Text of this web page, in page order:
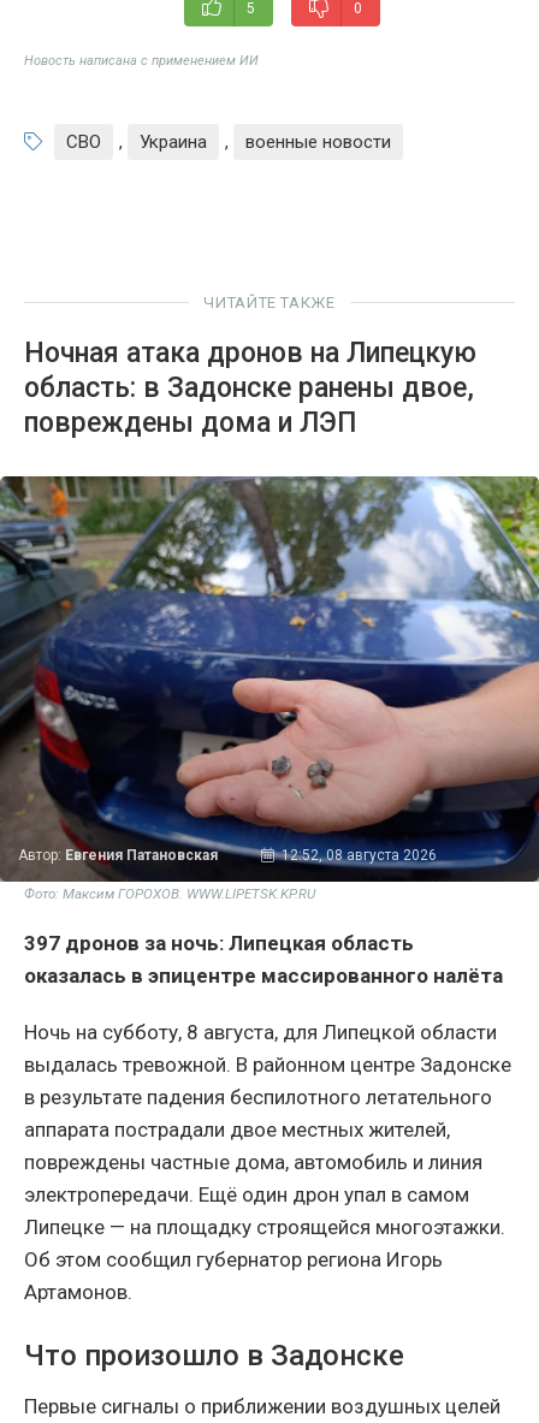
5 0
Новость написана с применением ИИ
СВО , Украина , военные новости
ЧИТАЙТЕ ТАКЖЕ
Ночная атака дронов на Липецкую
область: в Задонске ранены двое,
повреждены дома и ЛЭП
Автор: Евгения Патановская 12:52, 08 августа 2026
Фото: Максим ГОРОХОВ. WWW.LIPETSK.KP.RU
397 дронов за ночь: Липецкая область
оказалась в эпицентре массированного налёта
Ночь на субботу, 8 августа, для Липецкой области
выдалась тревожной. В районном центре Задонске
в результате падения беспилотного летательного
аппарата пострадали двое местных жителей,
повреждены частные дома, автомобиль и линия
электропередачи. Ещё один дрон упал в самом
Липецке — на площадку строящейся многоэтажки.
Об этом сообщил губернатор региона Игорь
Артамонов.
Что произошло в Задонске
Первые сигналы о приближении воздушных целей